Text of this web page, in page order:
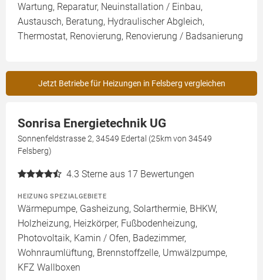
Wartung, Reparatur, Neuinstallation / Einbau,
Austausch, Beratung, Hydraulischer Abgleich,
Thermostat, Renovierung, Renovierung / Badsanierung
Jetzt Betriebe für Heizungen in Felsberg vergleichen
Sonrisa Energietechnik UG
Sonnenfeldstrasse 2, 34549 Edertal (25km von 34549
Felsberg)
4.3 Sterne aus 17 Bewertungen
HEIZUNG SPEZIALGEBIETE
Wärmepumpe, Gasheizung, Solarthermie, BHKW,
Holzheizung, Heizkörper, Fußbodenheizung,
Photovoltaik, Kamin / Ofen, Badezimmer,
Wohnraumlüftung, Brennstoffzelle, Umwälzpumpe,
KFZ Wallboxen